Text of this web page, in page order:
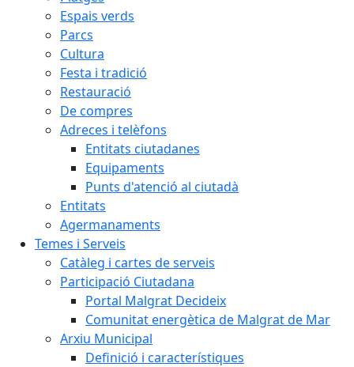
Espais verds
Parcs
Cultura
Festa i tradició
Restauració
De compres
Adreces i telèfons
Entitats ciutadanes
Equipaments
Punts d'atenció al ciutadà
Entitats
Agermanaments
Temes i Serveis
Catàleg i cartes de serveis
Participació Ciutadana
Portal Malgrat Decideix
Comunitat energètica de Malgrat de Mar
Arxiu Municipal
Definició i característiques